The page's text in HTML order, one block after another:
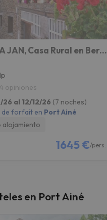
CASA JAN, Casa Rural en Beraní
opiniones
26 al 12/12/26 (7 noches)
de forfait en Port Ainé
alojamiento
1645 €/pers.
en Port Ainé